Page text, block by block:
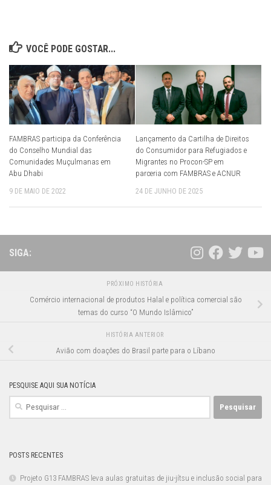
VOCÊ PODE GOSTAR...
FAMBRAS participa da Conferência
do Conselho Mundial das
Comunidades Muçulmanas em
Abu Dhabi
9 DE MAIO DE 2022
Lançamento da Cartilha de Direitos
do Consumidor para Refugiados e
Migrantes no Procon-SP em
parceria com FAMBRAS e ACNUR
24 DE JUNHO DE 2025
SIGA:
PRÓXIMO HISTÓRIA
Comércio internacional de produtos Halal e política comercial são
temas do curso “O Mundo Islâmico”
HISTÓRIA ANTERIOR
Avião com doações do Brasil parte para o Líbano
PESQUISE AQUI SUA NOTÍCIA
Pesquisar
POSTS RECENTES
Projeto G13 FAMBRAS leva aulas gratuitas de jiu-jítsu e inclusão social para